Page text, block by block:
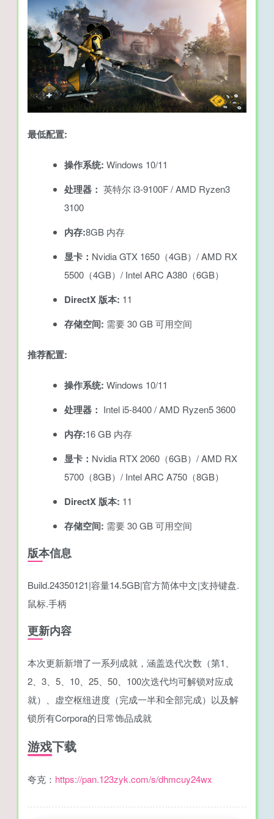
最低配置:
操作系统: Windows 10/11
处理器： 英特尔 i3-9100F / AMD Ryzen3
3100
内存:8GB 内存
显卡： Nvidia GTX 1650（4GB）/ AMD RX
5500（4GB）/ Intel ARC A380（6GB）
DirectX 版本: 11
存储空间: 需要 30 GB 可用空间
推荐配置:
操作系统: Windows 10/11
处理器： Intel i5-8400 / AMD Ryzen5 3600
内存:16 GB 内存
显卡： Nvidia RTX 2060（6GB）/ AMD RX
5700（8GB）/ Intel ARC A750（8GB）
DirectX 版本: 11
存储空间: 需要 30 GB 可用空间
版本信息
Build.24350121|容量14.5GB|官方简体中文|支持键盘.
鼠标.手柄
更新内容
本次更新新增了一系列成就，涵盖迭代次数（第1、
2、3、5、10、25、50、100次迭代均可解锁对应成
就）、虚空枢纽进度（完成一半和全部完成）以及解
锁所有Corpora的日常饰品成就
游戏下载
夸克： https://pan.123zyk.com/s/dhmcuy24wx